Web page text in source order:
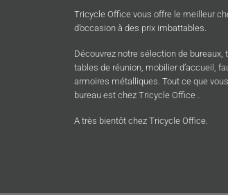
Tricycle Office vous offre le meilleur
d’occasion à des prix imbattables.
Découvrez notre sélection de bureaux,
tables de réunion, mobilier d’accueil,
armoires métalliques. Tout ce que
bureau est chez Tricycle Office .
A très bientôt chez Tricycle Office.